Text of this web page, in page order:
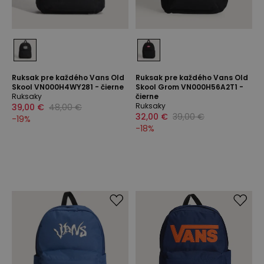
Ruksak pre každého Vans Old
Skool VN000H4WY281 - čierne
Ruksaky
39,00 € 48,00 €
-19%
Ruksak pre každého Vans Old
Skool Grom VN000H56A2T1 -
čierne
Ruksaky
32,00 € 39,00 €
-18%